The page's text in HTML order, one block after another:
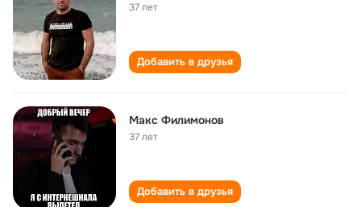
37 лет
Добавить в друзья
Макс Филимонов
37 лет
Добавить в друзья